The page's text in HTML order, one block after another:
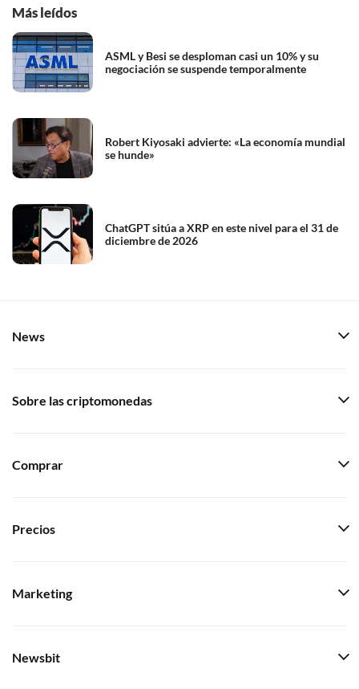
Más leídos
ASML y Besi se desploman casi un 10% y su
negociación se suspende temporalmente
Robert Kiyosaki advierte: «La economía mundial
se hunde»
ChatGPT sitúa a XRP en este nivel para el 31 de
diciembre de 2026
News
Sobre las criptomonedas
Comprar
Precios
Marketing
Newsbit